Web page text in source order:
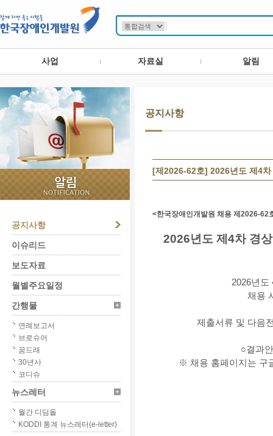
사업 자료실 알림
공지사항
이슈리드
보도자료
월별주요일정
간행물
연례보고서
브로슈어
꿈드래
30년사
코디슈
뉴스레터
월간 디딤돌
KODDI 통계 뉴스레터(e-letter)
공지사항
[제2026-62호] 2026년도 제4차
<한국장애인개발원 채용 제 2026-62
2026년도 제4차 경
2026년도
채용
제출서류 및 다음
○결과
※ 채용 홈페이지는 구